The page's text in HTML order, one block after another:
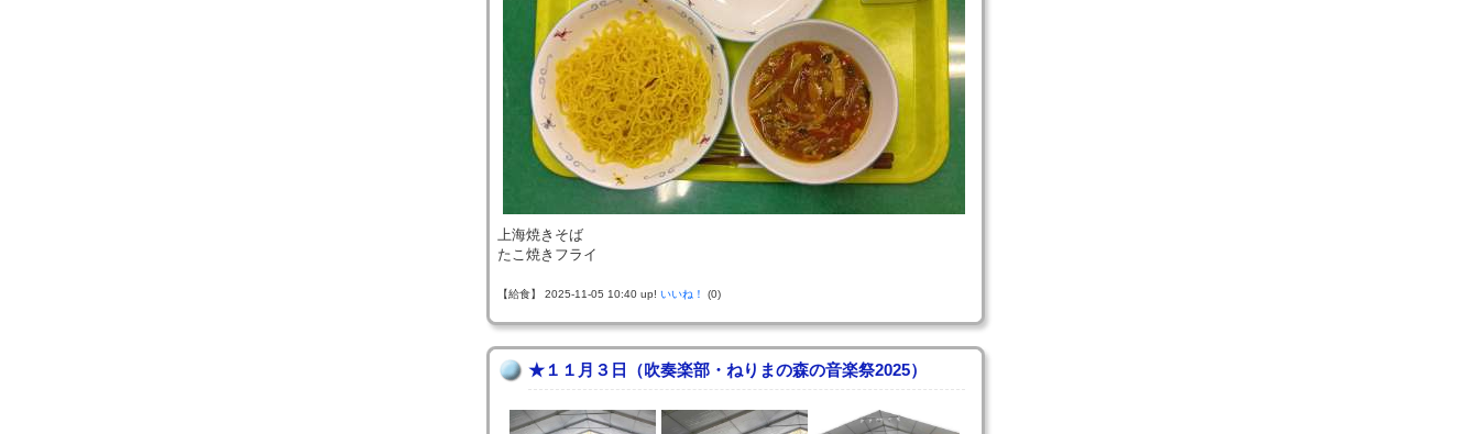
上海焼きそば
たこ焼きフライ
【給食】 2025-11-05 10:40 up! いいね！ (0)
★１１月３日（吹奏楽部・ねりまの森の音楽祭2025）